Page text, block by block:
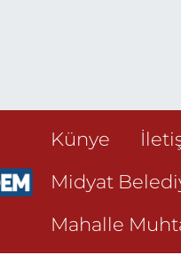
Künye
Midyat
Mahalle